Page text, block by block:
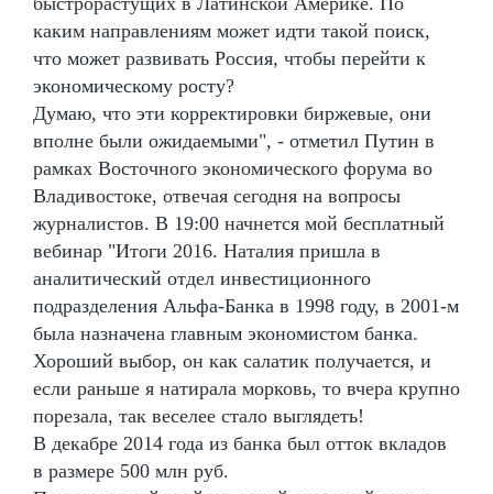
каким направлениям может идти такой поиск,
что может развивать Россия, чтобы перейти к
экономическому росту?
Думаю, что эти корректировки биржевые, они
вполне были ожидаемыми", - отметил Путин в
рамках Восточного экономического форума во
Владивостоке, отвечая сегодня на вопросы
журналистов. В 19:00 начнется мой бесплатный
вебинар "Итоги 2016. Наталия пришла в
аналитический отдел инвестиционного
подразделения Альфа-Банка в 1998 году, в 2001-м
была назначена главным экономистом банка.
Хороший выбор, он как салатик получается, и
если раньше я натирала морковь, то вчера крупно
порезала, так веселее стало выглядеть!
В декабре 2014 года из банка был отток вкладов
в размере 500 млн руб.